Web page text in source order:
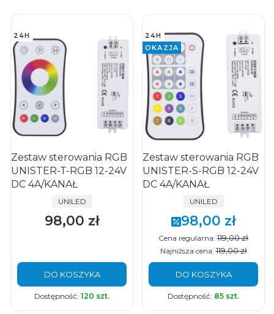
24H
Zestaw sterowania RGB
UNISTER-T-RGB 12-24V
DC 4A/KANAŁ
PRODUCENT
UNILED
Cena
98,00 zł
DO KOSZYKA
Dostępność: 120 szt.
24H
OKAZJA
Zestaw sterowania RGB
UNISTER-S-RGB 12-24V
DC 4A/KANAŁ
PRODUCENT
UNILED
Cena promocyjna
98,00 zł
Cena regularna: 119,00 zł
Najniższa cena: 119,00 zł
DO KOSZYKA
Dostępność: 85 szt.